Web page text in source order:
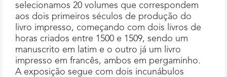
selecionamos 20 volumes que correspondem
aos dois primeiros séculos de produção do
livro impresso, começando com dois livros de
horas criados entre 1500 e 1509, sendo um
manuscrito em latim e o outro já um livro
impresso em francês, ambos em pergaminho.
A exposição segue com dois incunábulos